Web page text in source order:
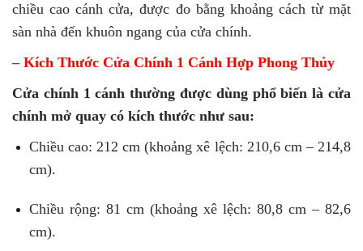
chiều cao cánh cửa, được đo bằng khoảng cách từ mặt
sàn nhà đến khuôn ngang của cửa chính.
– Kích Thước Cửa Chính 1 Cánh Hợp Phong Thủy
Cửa chính 1 cánh thường được dùng phổ biến là cửa
chính mở quay có kích thước như sau:
Chiều cao: 212 cm (khoảng xê lệch: 210,6 cm – 214,8
cm).
Chiều rộng: 81 cm (khoảng xê lệch: 80,8 cm – 82,6
cm).